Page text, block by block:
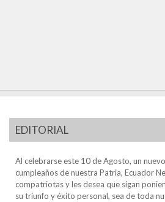
EDITORIAL
Al celebrarse este 10 de Agosto, un
cumpleaños de nuestra Patria, Ecuador
compatriotas y les desea que sigan
su triunfo y éxito personal, sea de toda